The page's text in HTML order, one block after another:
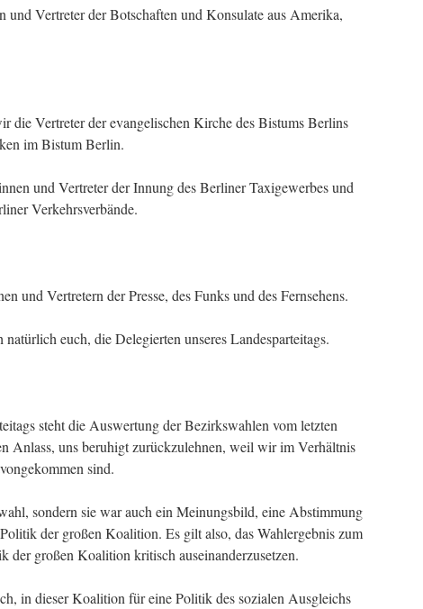
und Vertreter der Botschaften und Konsulate aus Amerika,
die Vertreter der evangelischen Kirche des Bistums Berlins
im Bistum Berlin.
und Vertreter der Innung des Berliner Taxigewerbes und
Verkehrsverbände.
und Vertretern der Presse, des Funks und des Fernsehens.
euch, die Delegierten unseres Landesparteitags.
steht die Auswertung der Bezirkswahlen vom letzten
Anlass, uns beruhigt zurückzulehnen, weil wir im Verhältnis
sind.
sondern sie war auch ein Meinungsbild, eine Abstimmung
der großen Koalition. Es gilt also, das Wahlergebnis zum
der großen Koalition kritisch auseinanderzusetzen.
in dieser Koalition für eine Politik des sozialen Ausgleichs